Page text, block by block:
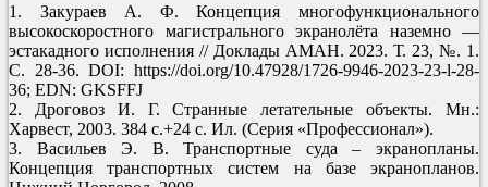
1. Закураев А. Ф. Концепция многофункционального
высокоскоростного магистрального экранолёта наземно —
эстакадного исполнения // Доклады АМАН. 2023. Т. 23, №. 1.
С. 28-36. DOI: https://doi.org/10.47928/1726-9946-2023-23-l-28-
36; EDN: GKSFFJ
2. Дроговоз И. Г. Странные летательные объекты. Мн.:
Харвест, 2003. 384 с.+24 с. Ил. (Серия «Профессионал»).
3. Васильев Э. В. Транспортные суда – экранопланы.
Концепция транспортных систем на базе экранопланов.